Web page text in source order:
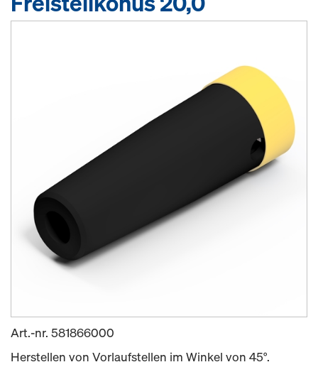
Art.-nr. 581866000
Herstellen von Vorlaufstellen im Winkel von 45°.